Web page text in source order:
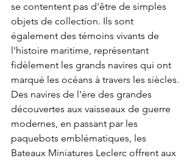
se contentent pas d'être de simples
objets de collection. Ils sont
également des témoins vivants de
l'histoire maritime, représentant
fidèlement les grands navires qui ont
marqué les océans à travers les siècles.
Des navires de l'ère des grandes
découvertes aux vaisseaux de guerre
modernes, en passant par les
paquebots emblématiques, les
Bateaux Miniatures Leclerc offrent aux